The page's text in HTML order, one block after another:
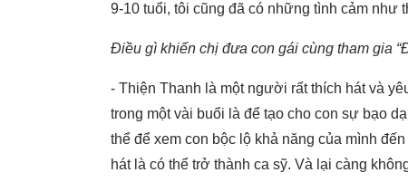
9-10 tuổi, tôi cũng đã có những tình cảm như
Điều gì khiến chị đưa con gái cùng tham gia
- Thiện Thanh là một người rất thích hát và
trong một vài buổi là để tạo cho con sự bạo
thể để xem con bộc lộ khả năng của mình
hát là có thể trở thành ca sỹ. Và lại càng